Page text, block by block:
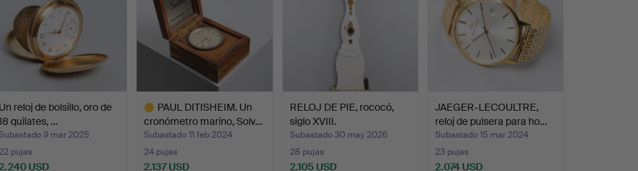
reloj de bolsillo, oro de
quilates, …
9 mar 2025
pujas
USD
PAUL DITISHEIM. Un
cronómetro marino, Solv…
Subastado 11 feb 2024
24 pujas
2.137 USD
RELOJ DE PIE, rococó,
siglo XVIII.
Subastado 30 may 2026
28 pujas
2.105 USD
JAEGER-LECOULTRE,
reloj de pulsera para ho…
Subastado 15 mar 2024
23 pujas
2.074 USD